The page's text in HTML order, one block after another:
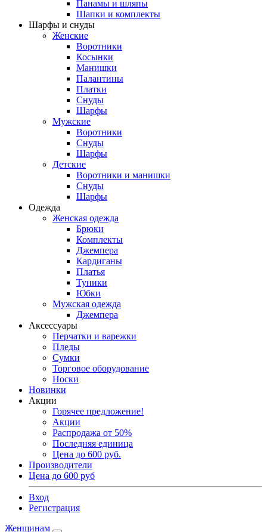
Панамы и шляпы
Шапки и комплекты
Шарфы и снуды
Женские
Воротники
Косынки
Манишки
Палантины
Платки
Снуды
Шарфы
Мужские
Воротники
Снуды
Шарфы
Детские
Воротники и манишки
Снуды
Шарфы
Одежда
Женская одежда
Брюки
Комплекты
Джемпера
Кардиганы
Платья
Туники
Юбки
Мужская одежда
Джемпера
Аксессуары
Перчатки и варежки
Пледы
Сумки
Торговое оборудование
Носки
Новинки
Акции
Горячее предложение!
Акции
Распродажа от 50%
Последняя единица
Цена до 600 руб.
Производители
Цена до 600 руб
Вход
Регистрация
Женщинам